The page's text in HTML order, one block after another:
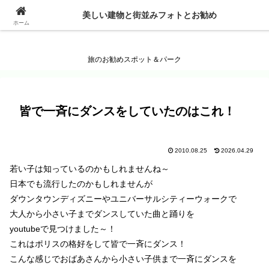
美しい建物と街並みフォトとお勧め
旅のお勧めスポット＆パーク
皆で一斉にダンスをしていたのはこれ！
2010.08.25 2026.04.29
若い子は知っているのかもしれませんね～
日本でも流行したのかもしれませんが
ダウンタウンディズニーやユニバーサルシティーウォークで
大人から小さい子までダンスしていた曲と踊りを
youtubeで見つけました～！
これはポリスの格好をして皆で一斉にダンス！
こんな感じでおばあさんから小さい子供まで一斉にダンスを
ホーム
美しい建物と街並みフォトとお勧め